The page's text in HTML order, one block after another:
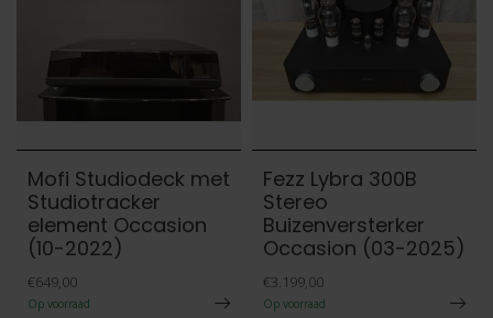
Mofi Studiodeck met
Studiotracker
element Occasion
(10-2022)
€649,00
Op voorraad
Fezz Lybra 300B
Stereo
Buizenversterker
Occasion (03-2025)
€3.199,00
Op voorraad